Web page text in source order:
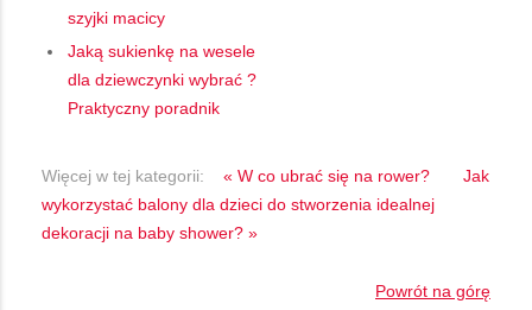
szyjki macicy
Jaką sukienkę na wesele
dla dziewczynki wybrać ?
Praktyczny poradnik
Więcej w tej kategorii: « W co ubrać się na rower?
Jak
wykorzystać balony dla dzieci do stworzenia idealnej
dekoracji na baby shower? »
Powrót na górę